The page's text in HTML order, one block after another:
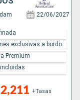
22/06/2027
+Tasas
exclusivas a bordo
Premium